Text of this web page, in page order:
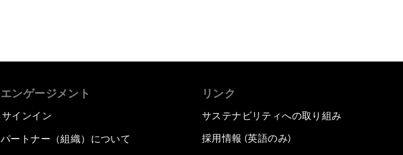
エンゲージメント
サインイン
パートナー（組織）について
リンク
サステナビリティへの取り組み
採用情報 (英語のみ)